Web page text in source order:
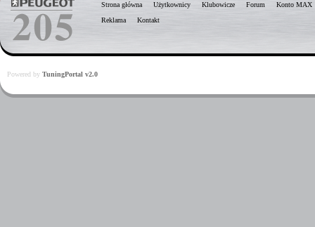
Strona główna Użytkownicy Klubowicze Forum
Konto MAX
Reklama
Kontakt
Powered by TuningPortal v2.0